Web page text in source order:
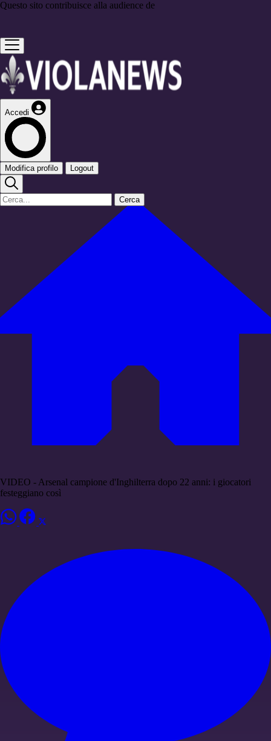
Questo sito contribuisce alla audience de
Accedi
Modifica profilo Logout
Cerca
VIDEO - Arsenal campione d'Inghilterra dopo 22 anni: i giocatori
festeggiano così